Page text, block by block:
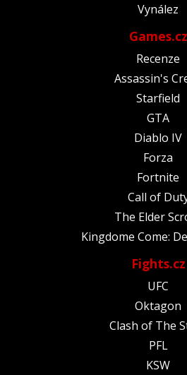
Vynález
Games.cz
Recenze
Assassin's
Starfield
GTA
Diablo IV
Forza
Fortnite
Call of
The Elder
Kingdome Come:
Fights.cz
UFC
Oktagon
Clash of The
PFL
KSW